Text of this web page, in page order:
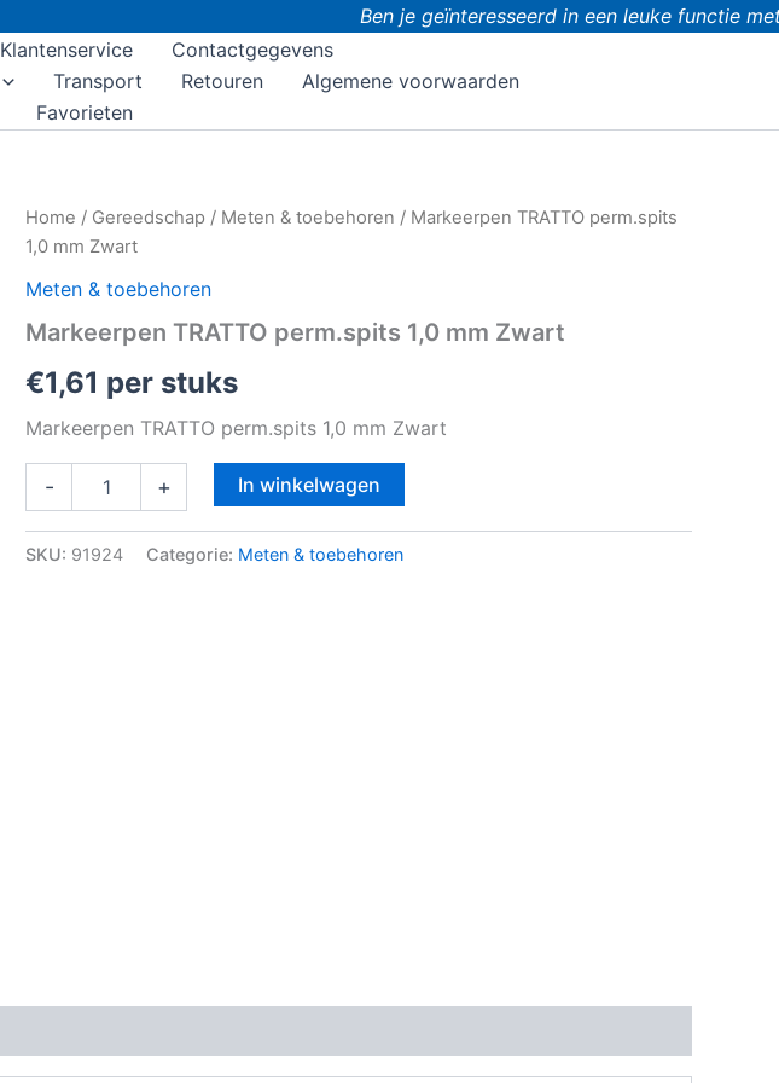
Ben je geïnteresseerd in een leuke functie
Klantenservice
Contactgegevens
Transport Retouren
Algemene voorwaarden
Favorieten
Home / Gereedschap / Meten & toebehoren / Markeerpen TRATTO perm.spits
1,0 mm Zwart
Meten & toebehoren
Markeerpen TRATTO perm.spits 1,0 mm Zwart
€1,61 per stuks
Markeerpen TRATTO perm.spits 1,0 mm Zwart
-
Markeerpen
TRATTO
perm.spits
1,0
Zwart
+ In winkelwagen
SKU: 91924 Categorie: Meten & toebehoren